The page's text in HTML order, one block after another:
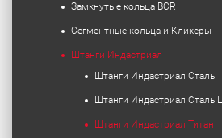
Замкнутые кольца BCR
Сегментные кольца и Кликеры
Штанги Индастриал
Штанги Индастриал Сталь
Штанги Индастриал Сталь
Штанги Индастриал Титан